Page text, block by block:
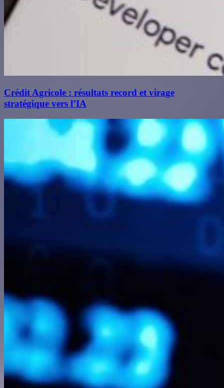
Crédit Agricole : résultats record et virage
stratégique vers l’IA